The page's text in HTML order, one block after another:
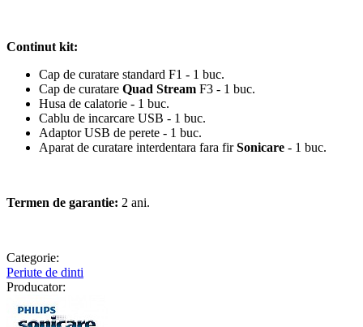
Continut kit:
Cap de curatare standard F1 - 1 buc.
Cap de curatare Quad Stream F3 - 1 buc.
Husa de calatorie - 1 buc.
Cablu de incarcare USB - 1 buc.
Adaptor USB de perete - 1 buc.
Aparat de curatare interdentara fara firSonicare - 1 buc.
Termen de garantie: 2 ani.
Categorie:
Periute de dinti
Producator: